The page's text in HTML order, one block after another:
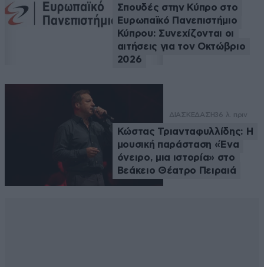
Σπουδές στην Κύπρο στο
Ευρωπαϊκό Πανεπιστήμιο
Κύπρου: Συνεχίζονται οι
αιτήσεις για τον Οκτώβριο
2026
ΔΙΑΣΚΕΔΑΣΗ36 λ. πριν
Κώστας Τριανταφυλλίδης: Η
μουσική παράσταση «Ένα
όνειρο, μια ιστορία» στο
Βεάκειο Θέατρο Πειραιά